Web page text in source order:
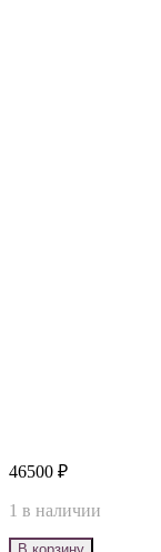
46500 ₽
1 в наличии